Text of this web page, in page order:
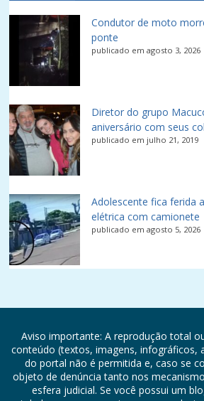
Condutor de moto
ponte
publicado em agosto 3, 2026
Diretor do grupo
aniversário com seus
publicado em julho 21, 2019
Adolescente fica ferida
elétrica com camionete
publicado em agosto 5, 2026
Aviso importante: A reprodução total
conteúdo (textos, imagens, infográficos,
do portal não é permitida e, caso se
objeto de denúncia tanto nos
esfera judicial. Se você possui um